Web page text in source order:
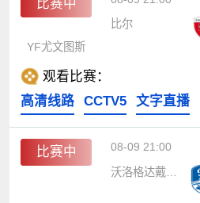
比赛中
比尔
YF尤文图斯
观看比赛：
高清线路
CCTV5 文字直播
比赛中 08-09 21:00
沃洛格达戴拿模